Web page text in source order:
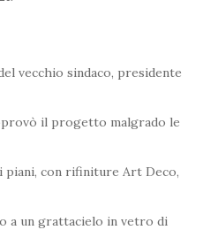
vecchio sindaco, presidente
il progetto malgrado le
piani, con rifiniture Art Deco,
a un grattacielo in vetro di